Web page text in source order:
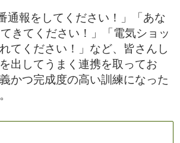
通報をしてください！」「あな
きてください！」「電気ショッ
てください！」など、皆さんし
出してうまく連携を取ってお
かつ完成度の高い訓練になった